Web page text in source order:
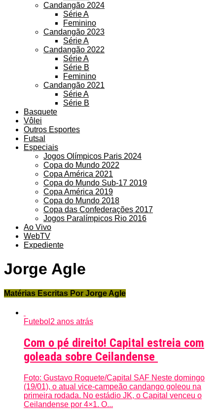
Candangão 2024
Série A
Feminino
Candangão 2023
Série A
Candangão 2022
Série A
Série B
Feminino
Candangão 2021
Série A
Série B
Basquete
Vôlei
Outros Esportes
Futsal
Especiais
Jogos Olímpicos Paris 2024
Copa do Mundo 2022
Copa América 2021
Copa do Mundo Sub-17 2019
Copa América 2019
Copa do Mundo 2018
Copa das Confederações 2017
Jogos Paralímpicos Rio 2016
Ao Vivo
WebTV
Expediente
Jorge Agle
Matérias Escritas Por Jorge Agle
Futebol 2 anos atrás
Com o pé direito! Capital estreia com
goleada sobre Ceilandense
Foto: Gustavo Roquete/Capital SAF Neste domingo
(19/01), o atual vice-campeão candango goleou na
primeira rodada. No estádio JK, o Capital venceu o
Ceilandense por 4×1. O...